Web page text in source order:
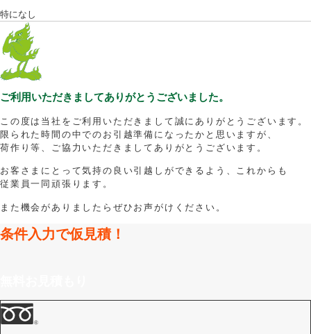
特になし
ご利用いただきましてありがとうございました。
この度は当社をご利用いただきまして誠にありがとうございます。
限られた時間の中でのお引越準備になったかと思いますが、
荷作り等、ご協力いただきましてありがとうございます。
お客さまにとって気持の良い引越しができるよう、これからも
従業員一同頑張ります。
また機会がありましたらぜひお声がけください。
条件入力で仮見積！